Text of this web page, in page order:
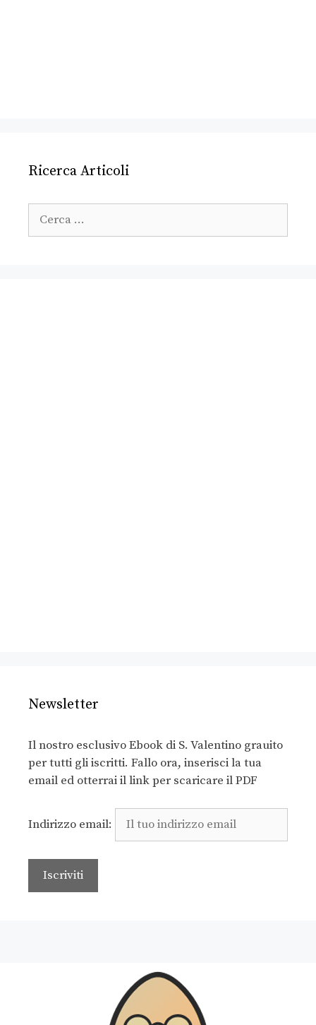
Ricerca Articoli
Newsletter
Il nostro esclusivo Ebook di S. Valentino grauito
per tutti gli iscritti. Fallo ora, inserisci la tua
email ed otterrai il link per scaricare il PDF
Indirizzo email: